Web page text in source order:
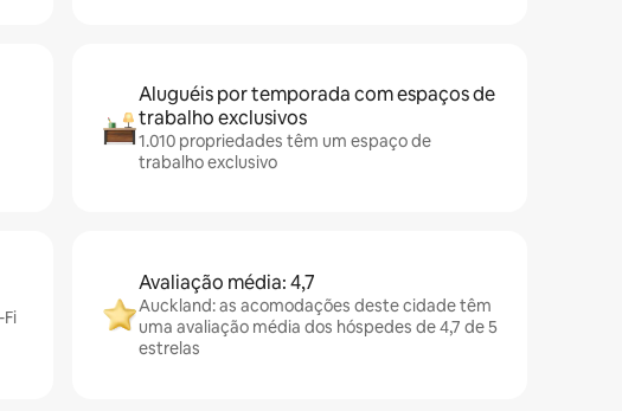
Aluguéis por temporada com espaços de
trabalho exclusivos
1.010 propriedades têm um espaço de
trabalho exclusivo
Avaliação média: 4,7
Auckland: as acomodações deste cidade têm
uma avaliação média dos hóspedes de 4,7 de 5
estrelas